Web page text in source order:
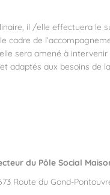
il /elle effectuera
cadre de
sera amené à
adaptés aux besoins
du Pôle Social
Route du Gond-